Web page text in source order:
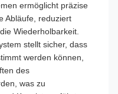
ermöglicht präzise
Abläufe, reduziert
Wiederholbarkeit.
stellt sicher, dass
werden können,
des
was zu